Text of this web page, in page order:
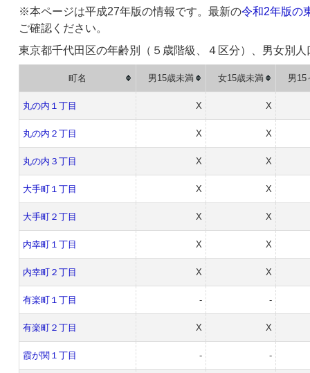
※本ページは平成27年版の情報です。最新の令和2年版の
ご確認ください。
東京都千代田区の年齢別（５歳階級、４区分）、男女別人
町名 男15歳未満 女15歳未満 男15
丸の内１丁目 X X
丸の内２丁目 X X
丸の内３丁目 X X
大手町１丁目 X X
大手町２丁目 X X
内幸町１丁目 X X
内幸町２丁目 X X
有楽町１丁目 - -
有楽町２丁目 X X
霞が関１丁目 - -